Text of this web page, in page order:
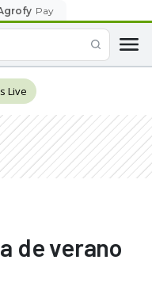
Pay
Live
de verano